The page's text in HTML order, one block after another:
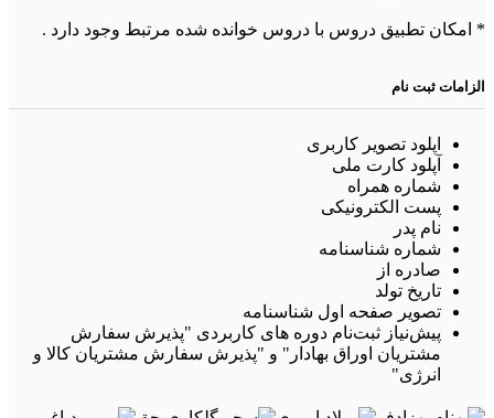
* امکان تطبیق دروس با دروس خوانده شده مرتبط وجود دارد .
الزامات ثبت نام
اپلود تصویر کاربری
آپلود کارت ملی
شماره همراه
پست الکترونیکی
نام پدر
شماره شناسنامه
صادره از
تاریخ تولد
تصویر صفحه اول شناسنامه
پیش‌نیاز ثبت‌نام دوره های کاربردی "پذیرش سفارش
مشتریان اوراق بهادار" و "پذیرش سفارش مشتریان کالا و
انرژی"